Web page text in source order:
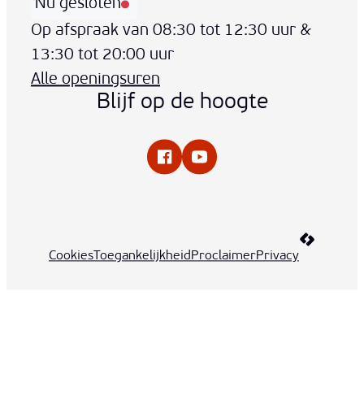
Vandaag
Nu gesloten
Op afspraak van 08:30 tot 12:30 uur &
13:30 tot 20:00 uur
Alle openingsuren
Blijf op de hoogte
FacebookYouTube
Cookies ToegankelijkheidProclaimerPrivacy
LCP nv